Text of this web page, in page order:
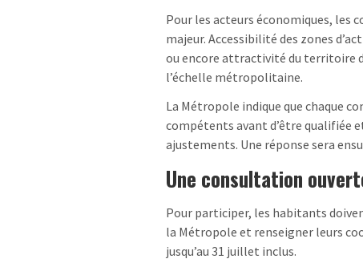
Pour les acteurs économiques, les
majeur. Accessibilité des zones
ou encore attractivité du territoire
l’échelle métropolitaine.
La Métropole indique que chaque
compétents avant d’être qualifiée
ajustements. Une réponse sera
Une consultation
Pour participer, les habitants
la Métropole et renseigner leurs
jusqu’au 31 juillet inclus.